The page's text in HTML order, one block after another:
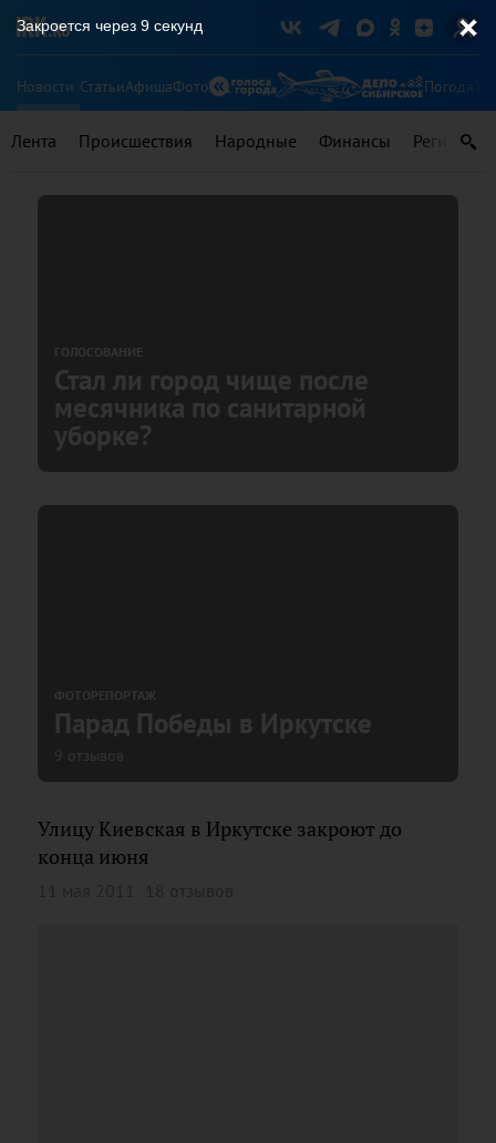
Новости СтатьиАфишаФото Погода
Лента Происшествия Народные Финансы Регионы
ГОЛОСОВАНИЕ
Стал ли город чище после
месячника по санитарной
уборке?
ФОТОРЕПОРТАЖ
Парад Победы в Иркутске
9 отзывов
Улицу Киевская в Иркутске закроют до
конца июня
Закроется через 8 секунд